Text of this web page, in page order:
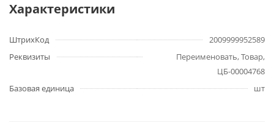
Характеристики
ШтрихКод
2009999952589
Реквизиты
Переименовать, Товар,
ЦБ-00004768
Базовая единица
шт